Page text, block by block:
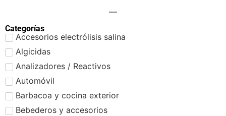
—
Categorías
Accesorios electrólisis salina
Algicidas
Analizadores / Reactivos
Automóvil
Barbacoa y cocina exterior
Bebederos y accesorios